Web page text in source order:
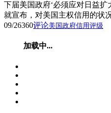
下届美国政府‘必须应对日益扩
就宣布，对美国主权信用的状
09/26360评论美国政府信用评级
加载中...